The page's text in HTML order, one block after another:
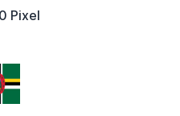
Pixel